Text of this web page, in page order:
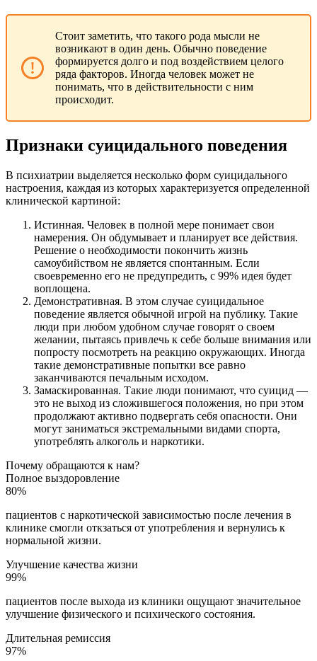
Стоит заметить, что такого рода мысли не
возникают в один день. Обычно поведение
формируется долго и под воздействием целого
ряда факторов. Иногда человек может не
понимать, что в действительности с ним
происходит.
Признаки суицидального поведения
В психиатрии выделяется несколько форм суицидального
настроения, каждая из которых характеризуется определенной
клинической картиной:
Истинная. Человек в полной мере понимает свои
намерения. Он обдумывает и планирует все действия.
Решение о необходимости покончить жизнь
самоубийством не является спонтанным. Если
своевременно его не предупредить, с 99% идея будет
воплощена.
Демонстративная. В этом случае суицидальное
поведение является обычной игрой на публику. Такие
люди при любом удобном случае говорят о своем
желании, пытаясь привлечь к себе больше внимания или
попросту посмотреть на реакцию окружающих. Иногда
такие демонстративные попытки все равно
заканчиваются печальным исходом.
Замаскированная. Такие люди понимают, что суицид —
это не выход из сложившегося положения, но при этом
продолжают активно подвергать себя опасности. Они
могут заниматься экстремальными видами спорта,
употреблять алкоголь и наркотики.
Почему обращаются к нам?
Полное выздоровление
80%
пациентов с наркотической зависимостью после лечения в
клинике смогли откзаться от употребления и вернулись к
нормальной жизни.
Улучшение качества жизни
99%
пациентов после выхода из клиники ощущают значительное
улучшение физического и психического состояния.
Длительная ремиссия
97%